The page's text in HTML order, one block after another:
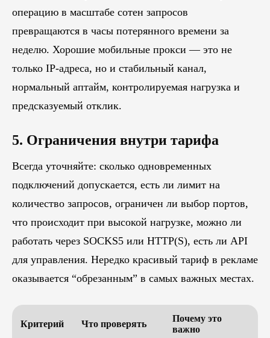
операцию в масштабе сотен запросов
превращаются в часы потерянного времени за
неделю. Хорошие мобильные прокси — это не
только IP-адреса, но и стабильный канал,
нормальный аптайм, контролируемая нагрузка и
предсказуемый отклик.
5. Ограничения внутри тарифа
Всегда уточняйте: сколько одновременных
подключений допускается, есть ли лимит на
количество запросов, ограничен ли выбор портов,
что происходит при высокой нагрузке, можно ли
работать через SOCKS5 или HTTP(S), есть ли API
для управления. Нередко красивый тариф в рекламе
оказывается “обрезанным” в самых важных местах.
Критерий Что проверять
Почему это
важно